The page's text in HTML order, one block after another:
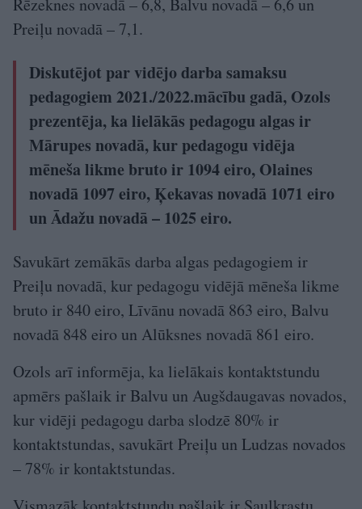
Rēzeknes novadā – 6,8, Balvu novadā – 6,6 un
Preiļu novadā – 7,1.
Diskutējot par vidējo darba samaksu
pedagogiem 2021./2022.mācību gadā, Ozols
prezentēja, ka lielākās pedagogu algas ir
Mārupes novadā, kur pedagogu vidēja
mēneša likme bruto ir 1094 eiro, Olaines
novadā 1097 eiro, Ķekavas novadā 1071 eiro
un Ādažu novadā – 1025 eiro.
Savukārt zemākās darba algas pedagogiem ir
Preiļu novadā, kur pedagogu vidējā mēneša likme
bruto ir 840 eiro, Līvānu novadā 863 eiro, Balvu
novadā 848 eiro un Alūksnes novadā 861 eiro.
Ozols arī informēja, ka lielākais kontaktstundu
apmērs pašlaik ir Balvu un Augšdaugavas novados,
kur vidēji pedagogu darba slodzē 80% ir
kontaktstundas, savukārt Preiļu un Ludzas novados
– 78% ir kontaktstundas.